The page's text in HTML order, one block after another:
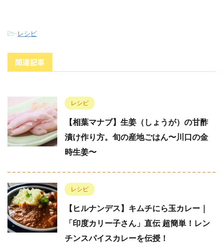
-レシピ
関連記事
レシピ
【相葉マナブ】生姜（しょうが）の甘酢
漬け作り方。旬の産地ごはん〜川口の金
時生姜〜
レシピ
【ヒルナンデス】キムチにら玉カレー｜
「印度カリー子さん」直伝 超簡単！レン
チンスパイスカレーを伝授！